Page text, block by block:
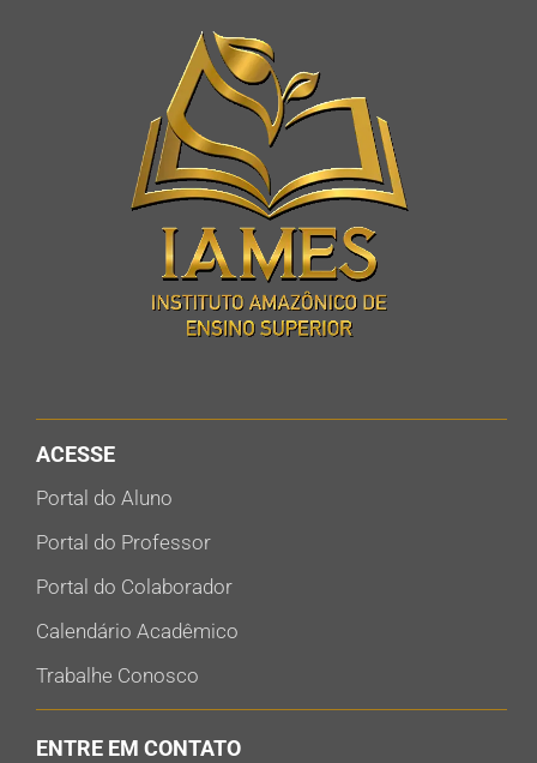
ACESSE
Portal do Aluno
Portal do Professor
Portal do Colaborador
Calendário Acadêmico
Trabalhe Conosco
ENTRE EM CONTATO